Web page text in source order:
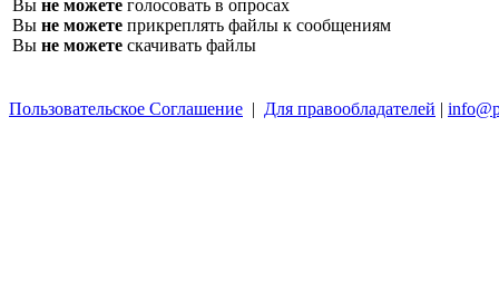
Вы не можете голосовать в опросах
Вы не можете прикреплять файлы к сообщениям
Вы не можете скачивать файлы
Пользовательское Соглашение | Для правообладателей |